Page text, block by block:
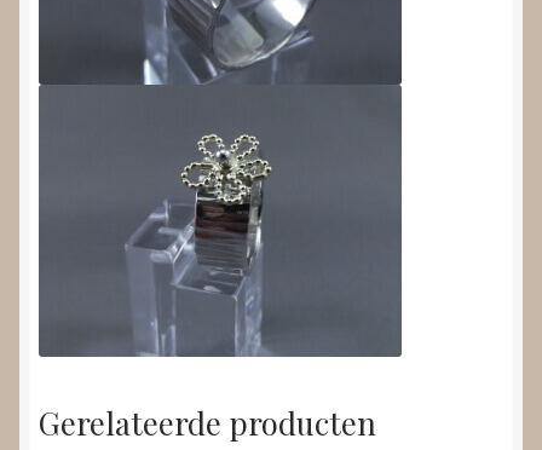
Gerelateerde producten